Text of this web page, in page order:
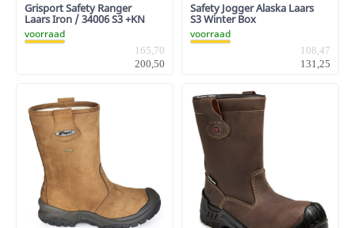
Grisport Safety Ranger
Laars Iron / 34006 S3 +KN
voorraad
165,70
200,50
Safety Jogger Alaska Laars
S3 Winter Box
voorraad
108,47
131,25